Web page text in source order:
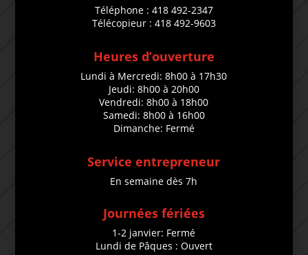
Téléphone : 418 492-2347
Télécopieur : 418 492-9603
Heures d’ouverture
Lundi à Mercredi: 8h00 à 17h30
Jeudi: 8h00 à 20h00
Vendredi: 8h00 à 18h00
Samedi: 8h00 à 16h00
Dimanche: Fermé
Service entrepreneur
En semaine dès 7h
Journées fériées
1-2 janvier: Fermé
Lundi de Pâques : Ouvert